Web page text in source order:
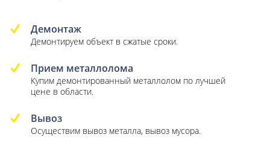
Демонтаж
Демонтируем объект в сжатые сроки.
Прием металлолома
Купим демонтированный металлолом по лучшей
цене в области.
Вывоз
Осуществим вывоз металла, вывоз мусора.